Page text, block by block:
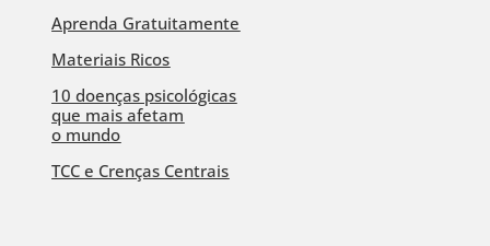
Aprenda Gratuitamente
Materiais Ricos
10 doenças psicológicas
que mais afetam
o mundo
TCC e Crenças Centrais